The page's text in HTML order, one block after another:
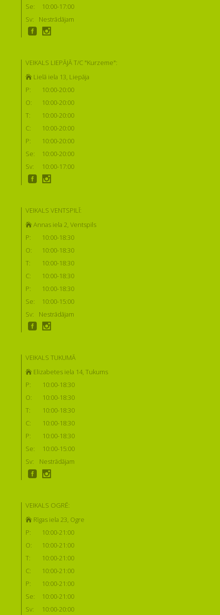
Se:
10:00-17:00
Sv:
Nestrādājam
VEIKALS LIEPĀJĀ T/C "Kurzeme":
Lielā iela 13, Liepāja
P:
10:00-20:00
O:
10:00-20:00
T:
10:00-20:00
C:
10:00-20:00
P:
10:00-20:00
Se:
10:00-20:00
Sv:
10:00-17:00
VEIKALS VENTSPILĪ:
Annas iela 2, Ventspils
P:
10:00-18:30
O:
10:00-18:30
T:
10:00-18:30
C:
10:00-18:30
P:
10:00-18:30
Se:
10:00-15:00
Sv:
Nestrādājam
VEIKALS TUKUMĀ
Elizabetes iela 14, Tukums
P:
10:00-18:30
O:
10:00-18:30
T:
10:00-18:30
C:
10:00-18:30
P:
10:00-18:30
Se:
10:00-15:00
Sv:
Nestrādājam
VEIKALS OGRĒ:
Rīgas iela 23, Ogre
P:
10:00-21:00
O:
10:00-21:00
T:
10:00-21:00
C:
10:00-21:00
P:
10:00-21:00
Se:
10:00-21:00
Sv:
10:00-20:00